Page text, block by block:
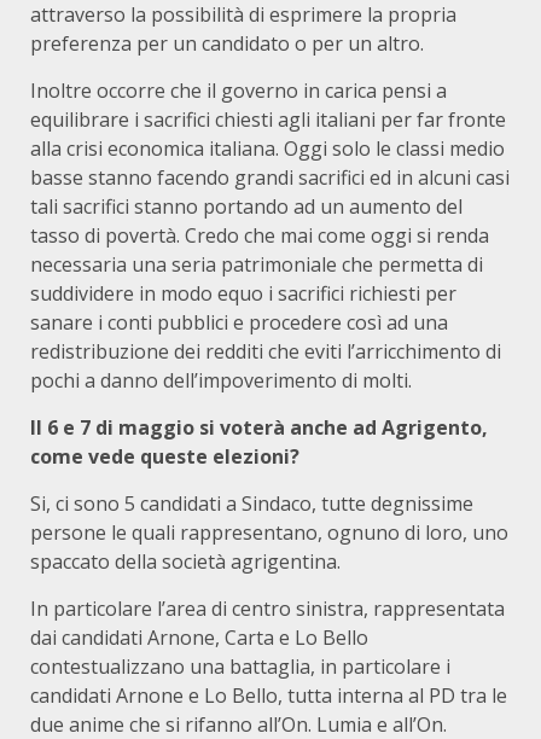
attraverso la possibilità di esprimere la propria
preferenza per un candidato o per un altro.
Inoltre occorre che il governo in carica pensi a
equilibrare i sacrifici chiesti agli italiani per far fronte
alla crisi economica italiana. Oggi solo le classi medio
basse stanno facendo grandi sacrifici ed in alcuni casi
tali sacrifici stanno portando ad un aumento del
tasso di povertà. Credo che mai come oggi si renda
necessaria una seria patrimoniale che permetta di
suddividere in modo equo i sacrifici richiesti per
sanare i conti pubblici e procedere così ad una
redistribuzione dei redditi che eviti l’arricchimento di
pochi a danno dell’impoverimento di molti.
Il 6 e 7 di maggio si voterà anche ad Agrigento,
come vede queste elezioni?
Si, ci sono 5 candidati a Sindaco, tutte degnissime
persone le quali rappresentano, ognuno di loro, uno
spaccato della società agrigentina.
In particolare l’area di centro sinistra, rappresentata
dai candidati Arnone, Carta e Lo Bello
contestualizzano una battaglia, in particolare i
candidati Arnone e Lo Bello, tutta interna al PD tra le
due anime che si rifanno all’On. Lumia e all’On.